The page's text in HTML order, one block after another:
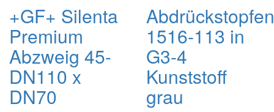
+GF+ Silenta
Premium
Abzweig 45-
DN110 x
DN70
Abdrückstopfen
1516-113 in
G3-4
Kunststoff
grau